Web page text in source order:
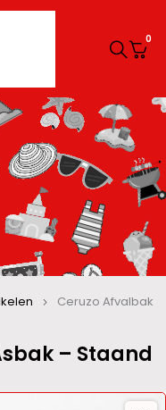
0
– Staand
Ceruzo Afvalbak